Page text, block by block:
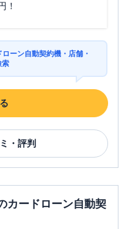
！
ーン自動契約機・店舗・
索
・評判
カードローン自動契